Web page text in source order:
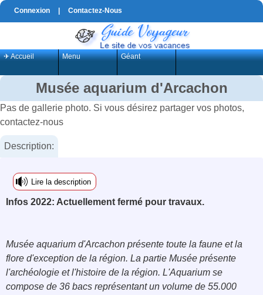
Connexion Contactez-Nous
✈ Accueil Menu Géant
Musée aquarium d'Arcachon
Pas de gallerie photo. Si vous désirez partager vos photos,
contactez-nous
Description:
Lire la description
Infos 2022: Actuellement fermé pour travaux.
Musée aquarium d'Arcachon présente toute la faune et la
flore d'exception de la région. La partie Musée présente
l'archéologie et l'histoire de la région. L'Aquarium se
compose de 36 bacs représentant un volume de 55.000